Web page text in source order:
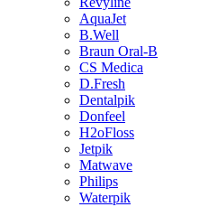
AquaJet
B.Well
Braun Oral-B
CS Medica
D.Fresh
Dentalpik
Donfeel
H2oFloss
Jetpik
Matwave
Philips
Waterpik